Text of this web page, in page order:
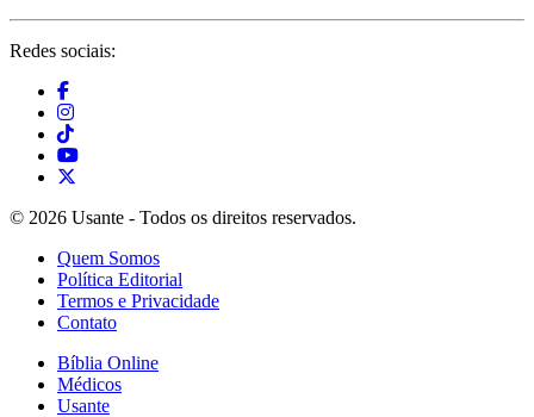
Redes sociais:
© 2026 Usante - Todos os direitos reservados.
Quem Somos
Política Editorial
Termos e Privacidade
Contato
Bíblia Online
Médicos
Usante